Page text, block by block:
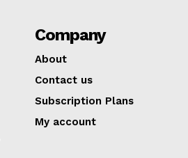
Company
About
Contact us
Subscription Plans
My account